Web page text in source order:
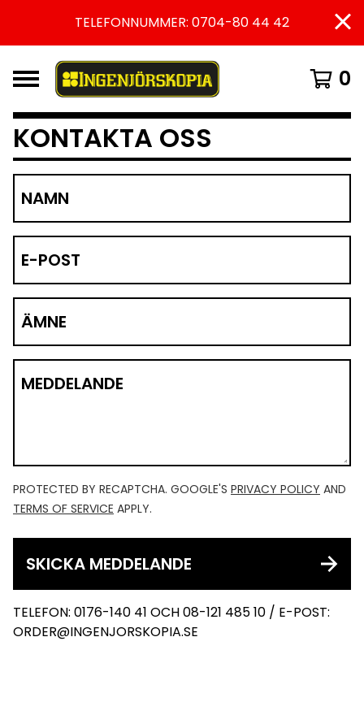
TELEFONNUMMER: 0704-80 44 42
0
KONTAKTA OSS
NAMN
E-POST
ÄMNE
MEDDELANDE
PROTECTED BY RECAPTCHA. GOOGLE'S PRIVACY POLICY AND
TERMS OF SERVICE APPLY.
SKICKA MEDDELANDE
TELEFON: 0176-140 41 OCH 08-121 485 10 / E-POST:
ORDER@INGENJORSKOPIA.SE